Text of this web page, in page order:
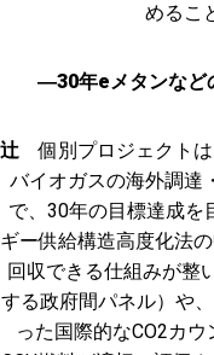
めるこ
―30年eメタンなど
辻 個別プロジェクトは
バイオガスの海外調達
で、30年の目標達成を
ギー供給構造高度化法
回収できる仕組みが整
する政府間パネル）や
った国際的なCO2カ